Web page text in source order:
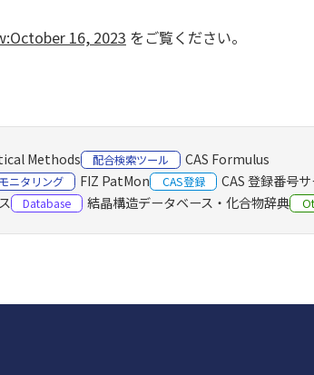
16, 2023 をご覧ください。
Methods 配合検索ツール CAS Formulus
ニタリング FIZ PatMon CAS登録 CAS 登録番号
Database 結晶構造データベース・化合物辞典